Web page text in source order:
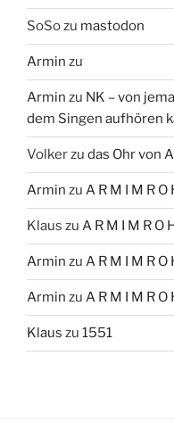
SoSozu mastodon
Armin zu
Armin zu NK – von
dem Singen aufhören
Volkerzu das Ohr von
Armin zu A R M I M R O
Klaus zu A R M I M R O
Armin zu A R M I M R O
Armin zu A R M I M R O
Klaus zu 1551